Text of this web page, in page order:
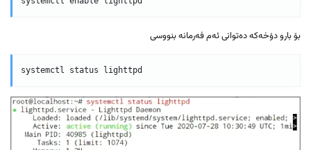
بۆ بارو دۆخەکە دەتوانی ئەم فەرمانە بنووسی
systemctl status lighttpd